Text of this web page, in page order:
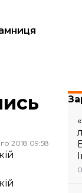
2018 09:58